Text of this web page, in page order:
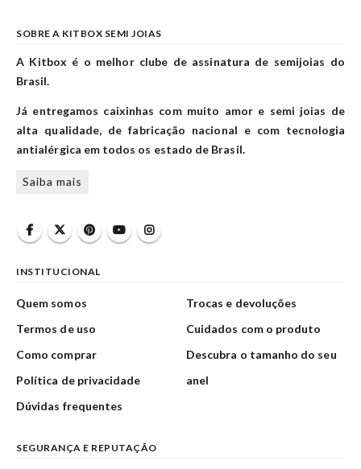
SOBRE A KITBOX SEMI JOIAS
A Kitbox é o melhor clube de assinatura de semijoias do
Brasil.
Já entregamos caixinhas com muito amor e semi joias de
alta qualidade, de fabricação nacional e com tecnologia
antialérgica em todos os estado de Brasil.
Saiba mais
INSTITUCIONAL
Quem somos
Termos de uso
Como comprar
Política de privacidade
Dúvidas frequentes
Trocas e devoluções
Cuidados com o produto
Descubra o tamanho do seu
anel
SEGURANÇA E REPUTAÇÃO